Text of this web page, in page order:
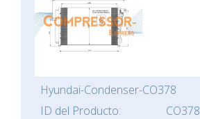
Hyundai-Condenser-CO378
ID del Producto:
CO378